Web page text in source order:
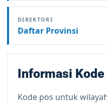
DIREKTORI
Daftar Provinsi
Informasi
Kode pos untuk